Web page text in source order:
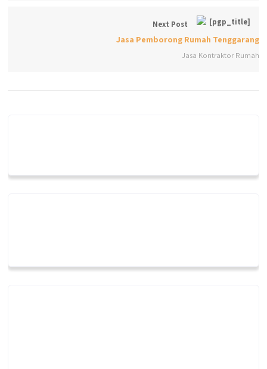
Next Post
Jasa Pemborong Rumah Tenggarang
Jasa Kontraktor Rumah